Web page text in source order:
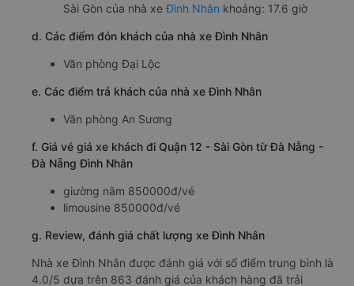
Sài Gòn của nhà xeĐình Nhân khoảng: 17.6 giờ
d. Các điểm đón khách của nhà xe Đình Nhân
Văn phòng Đại Lộc
e. Các điểm trả khách của nhà xe Đình Nhân
Văn phòng An Sương
f. Giá vé giá xe khách đi Quận 12 - Sài Gòn từ Đà Nẵng -
Đà Nẵng Đình Nhân
giường nằm 850000đ/vé
limousine 850000đ/vé
g. Review, đánh giá chất lượng xe Đình Nhân
Nhà xe Đình Nhân được đánh giá với số điểm trung bình là
4.0/5 dựa trên 863 đánh giá của khách hàng đã trải